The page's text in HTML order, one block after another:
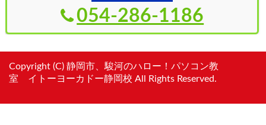
054-286-1186
Copyright (C) 静岡市、駿河のハロー！パソコン教
室 イトーヨーカドー静岡校 All Rights Reserved.